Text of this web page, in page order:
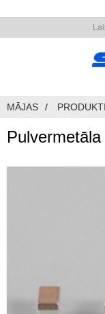
MĀJAS PRODUKTI